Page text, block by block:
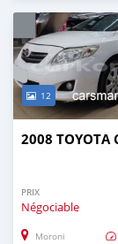
12
2008 TOYOTA
PRIX
Négociable
Moroni